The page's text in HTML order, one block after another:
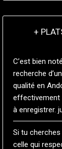
+
C’est bien
recherche
qualité en
effectivement
à enregistrer.
Si tu cherches
celle qui